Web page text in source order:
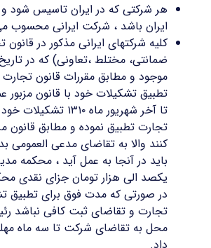
هر شرکتی که در ایران تاسیس شود
ایران باشد ، شرکت ایرانی محسوب
کلیه شرکتهای ایرانی مذکور در
ضمانتی، مختلط ،تعاونی) که در
موجود و مطابق مقررات قانون
تطبیق تشکیلات خود با قانون مزبور
تا آخر شهریور ماه
تجارت تطبیق نموده و مطابق قانون
کنند والا به تقاضای مدعی
باید در آنجا به عمل آید ، محکمه
یکصد الی هزار تومان جزای نقدی
در صورتی که مدت فوق برای تطبیق
تجارت و تقاضای ثبت کافی نباشد
محل به تقاضای شرکت تا سه ماه